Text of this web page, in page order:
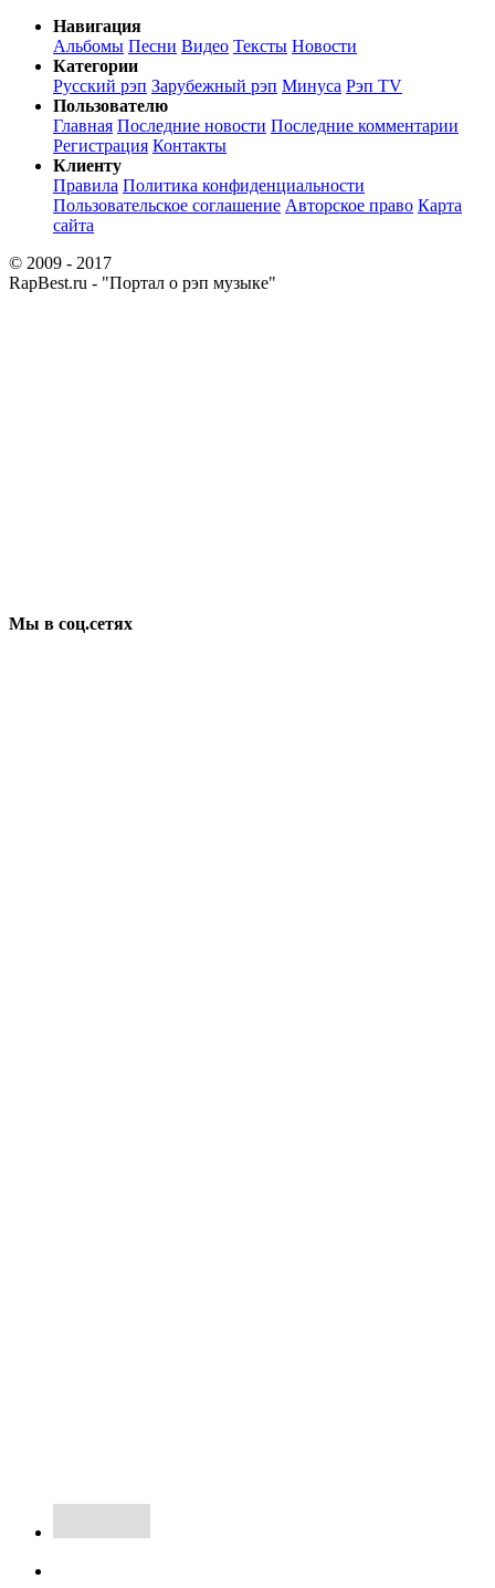
Навигация
Альбомы Песни Видео Тексты Новости
Категории
Русский рэп Зарубежный рэп Минуса Рэп TV
Пользователю
Главная Последние новости Последние комментарии
Регистрация Контакты
Клиенту
Правила Политика конфиденциальности
Пользовательское соглашение Авторское право Карта
сайта
© 2009 - 2017
RapBest.ru - "Портал о рэп музыке"
Мы в соц.сетях